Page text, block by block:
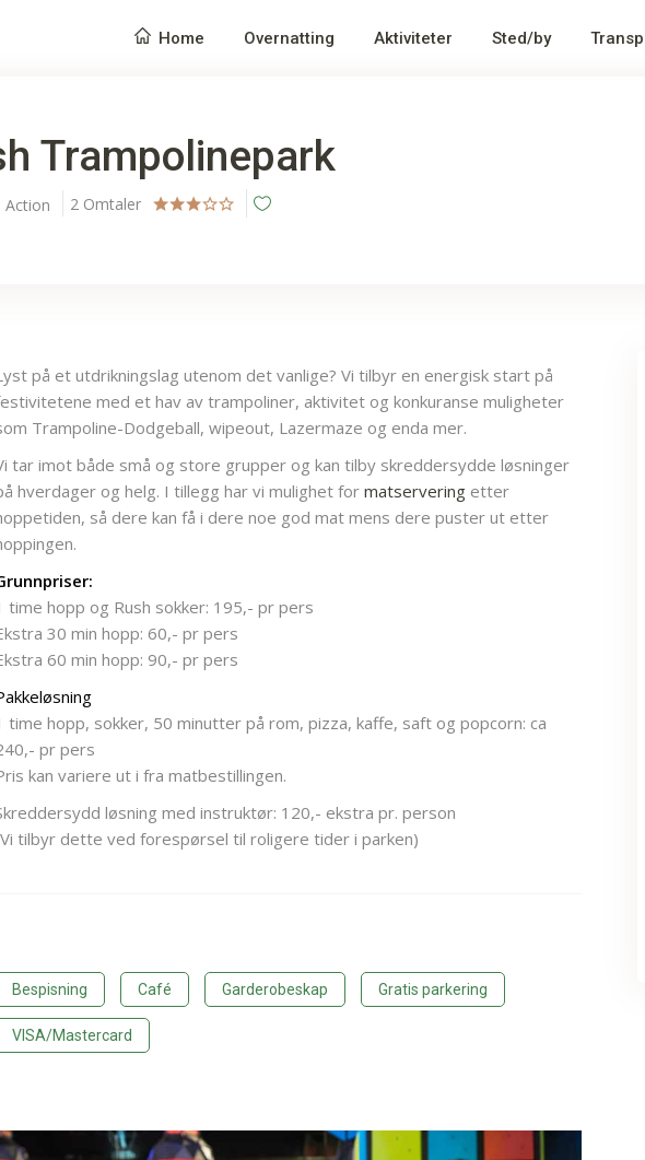
Home Overnatting Aktiviteter Sted/by
Trampolinepark
Action 2 Omtaler
på et utdrikningslag utenom det vanlige? Vi tilbyr en energisk start på
med et hav av trampoliner, aktivitet og konkuranse muligheter
Trampoline-Dodgeball, wipeout, Lazermaze og enda mer.
tar imot både små og store grupper og kan tilby skreddersydde løsninger
hverdager og helg. I tillegg har vi mulighet formatservering etter
så dere kan få i dere noe god mat mens dere puster ut etter
time hopp og Rush sokker: 195,- pr pers
30 min hopp: 60,- pr pers
60 min hopp: 90,- pr pers
time hopp, sokker, 50 minutter på rom, pizza, kaffe, saft og popcorn: ca
pr pers
kan variere ut i fra matbestillingen.
løsning med instruktør: 120,- ekstra pr. person
tilbyr dette ved forespørsel til roligere tider i parken)
Bespisning Café Garderobeskap Gratis parkering
VISA/Mastercard